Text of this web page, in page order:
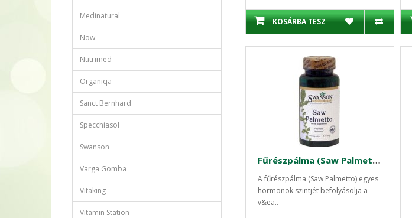
Medinatural
Now
Nutrimed
Organiqa
Sanct Bernhard
Specchiasol
Swanson
Varga Gomba
Vitaking
Vitamin Station
KOSÁRBA TESZ
Fűrészpálma (Saw Palmetto) kivonat 100db kapszula
A fűrészpálma (Saw Palmetto) egyes
hormonok szintjét befolyásolja a
v&ea..